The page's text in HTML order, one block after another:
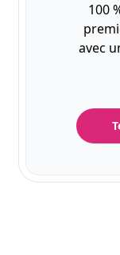
100
avec